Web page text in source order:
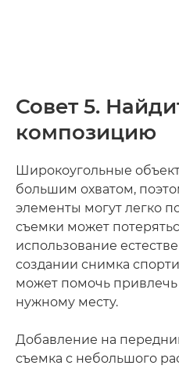
Совет 5.
композицию
Широкоугольные
большим охватом,
элементы могут легко
съемки может
использование
создании снимка
может помочь
нужному месту.
Добавление на
съемка с небольшого